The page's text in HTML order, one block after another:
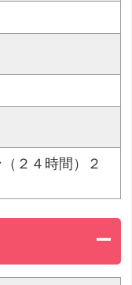
２４時間）２